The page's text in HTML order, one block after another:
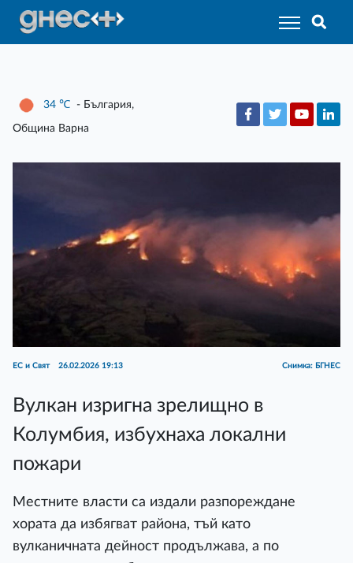
34 ℃ - България,
Община Варна
ЕС и Свят 26.02.2026 19:13 Снимка: БГНЕС
Вулкан изригна зрелищно в
Колумбия, избухнаха локални
пожари
Местните власти са издали разпореждане
хората да избягват района, тъй като
вулканичната дейност продължава, а по